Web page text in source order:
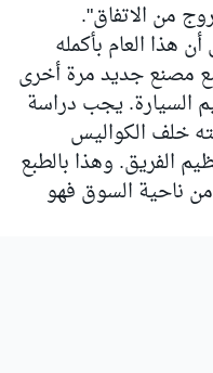
من الاتفاق".
هذا العام بأكمله
مصنع جديد مرة أخرى
السيارة. يجب دراسة
خلف الكواليس
الفريق. وهذا بالطبع
ناحية السوق فهو